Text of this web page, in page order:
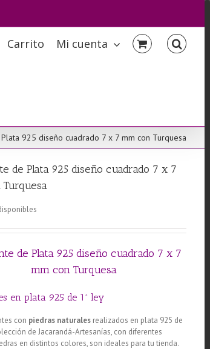
Carrito Mi cuenta
925 diseño cuadrado 7 x 7 mm con Turquesa
de Plata 925 diseño cuadrado 7 x 7
de Plata 925 diseño cuadrado 7 x 7
mm con Turquesa
en plata 925 de 1ª ley
con piedras naturales realizados en plata 925 de
de Jacarandá-Artesanías, con diferentes
en distintos colores, son ideales para tu tienda.